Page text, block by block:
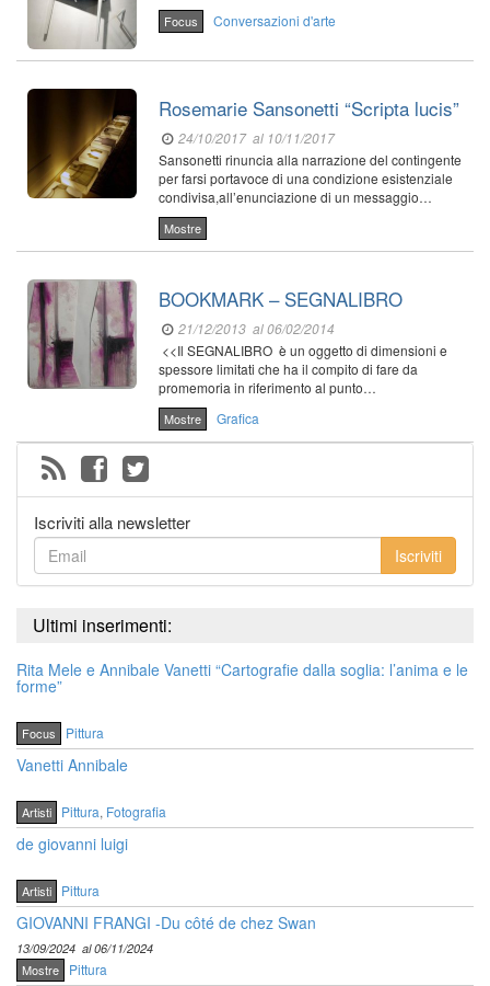
Focus Conversazioni d'arte
Rosemarie Sansonetti “Scripta lucis”
24/10/2017 al 10/11/2017
Sansonetti rinuncia alla narrazione del contingente
per farsi portavoce di una condizione esistenziale
condivisa,all’enunciazione di un messaggio…
Mostre
BOOKMARK – SEGNALIBRO
21/12/2013 al 06/02/2014
<<Il SEGNALIBRO è un oggetto di dimensioni e
spessore limitati che ha il compito di fare da
promemoria in riferimento al punto…
Mostre Grafica
Iscriviti alla newsletter
Iscriviti
Ultimi inserimenti:
Rita Mele e Annibale Vanetti “Cartografie dalla soglia: l’anima e le
forme”
Focus Pittura
Vanetti Annibale
Artisti Pittura, Fotografia
de giovanni luigi
Artisti Pittura
GIOVANNI FRANGI -Du côté de chez Swan
13/09/2024 al 06/11/2024
Mostre Pittura